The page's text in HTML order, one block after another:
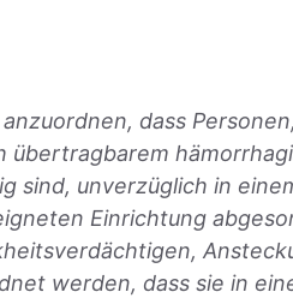
dass
übertragbarem
sind, unverzüglich in
Einrichtung
werden, dass sie in